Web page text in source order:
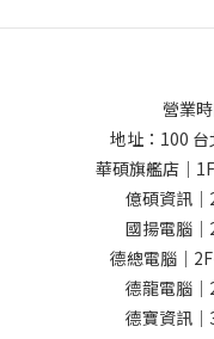
營業
地址： 100
華碩旗艦店｜
億碩資訊｜
國揚電腦｜
德總電腦｜
德龍電腦｜
德寶資訊｜